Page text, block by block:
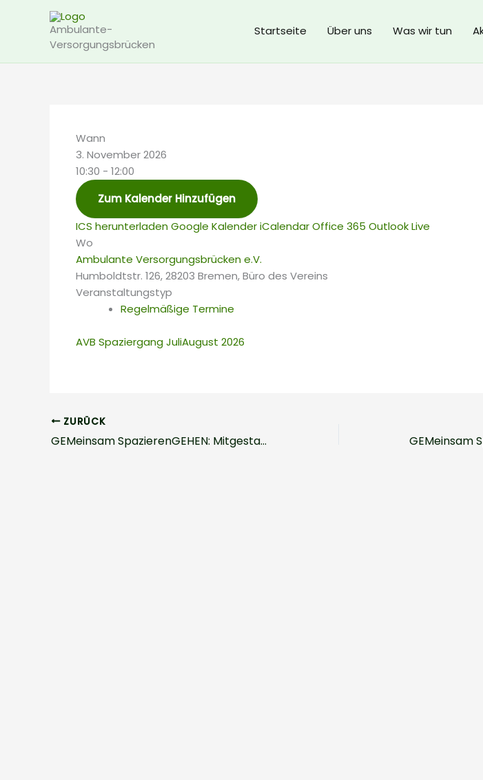
Ambulante-
Versorgungsbrücken
Startseite Über uns Was wir tun
Wann
3. November 2026
10:30 - 12:00
Zum Kalender Hinzufügen
ICS herunterladen Google Kalender iCalendar Office 365 Outlook Live
Wo
Ambulante Versorgungsbrücken e.V.
Humboldtstr. 126, 28203 Bremen, Büro des Vereins
Veranstaltungstyp
Regelmäßige Termine
AVB Spaziergang JuliAugust 2026
ZURÜCK
GEMeinsam SpazierenGEHEN: Mitgestaltungstreffen